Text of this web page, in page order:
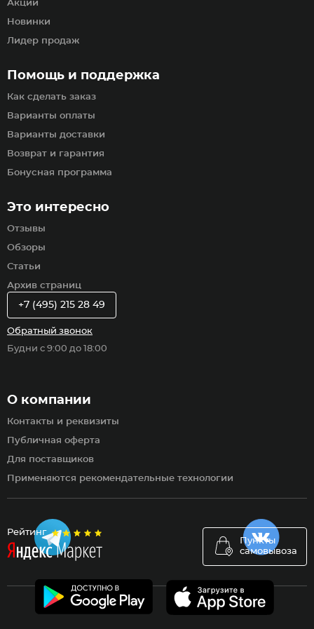
Рейтинг
Пункты
самовывоза
Помощь и поддержка
Как сделать заказ
Варианты оплаты
Варианты доставки
Возврат и гарантия
Бонусная программа
Акции
Новинки
Лидер продаж
Это интересно
Отзывы
Обзоры
Статьи
Архив страниц
О компании
Контакты и реквизиты
Публичная оферта
Для поставщиков
Применяются рекомендательные технологии
+7 (495) 215 28 49
Обратный звонок
Будни с 9:00 до 18:00